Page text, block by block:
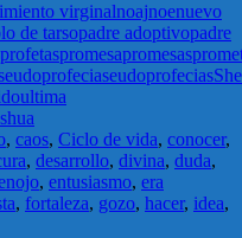
virginalnoajnoenuevo
de tarsopadre adoptivopadre
profetaspromesapromesas
seudoprofecias
ultima
, caos, Ciclo de vida, conocer,
, desarrollo, divina, duda,
, entusiasmo, era
, fortaleza, gozo, hacer, idea,